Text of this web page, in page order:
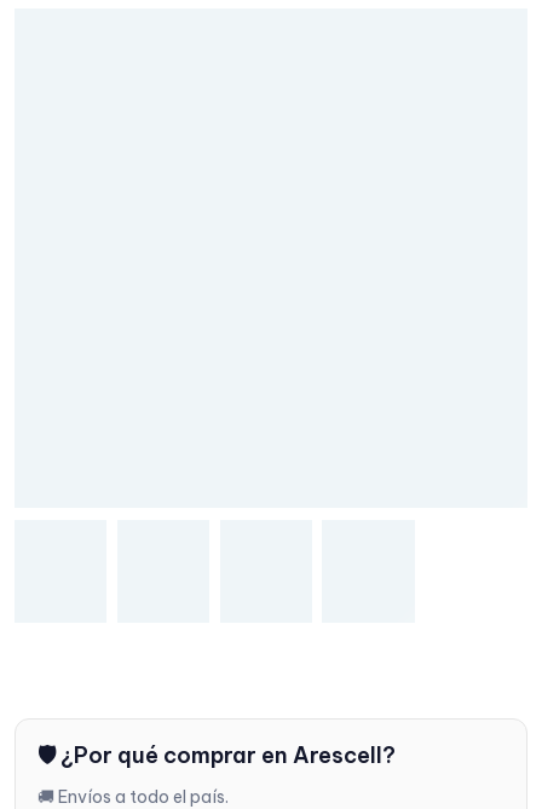
🛡️ ¿Por qué comprar en Arescell?
🚚 Envíos a todo el país.